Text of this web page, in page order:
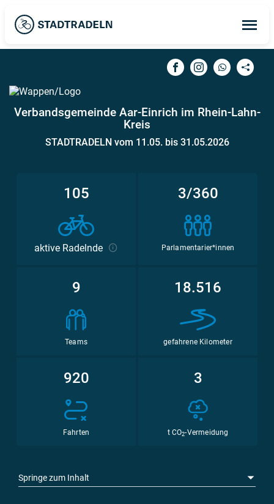
Verbandsgemeinde Aar-Einrich im Rhein-Lahn-
Kreis
STADTRADELN vom 11.05. bis 31.05.2026
105
aktive Radelnde
3/360
Parlamentarier*innen
9
Teams
18.516
gefahrene Kilometer
920
Fahrten
3
t CO2-Vermeidung
Springe zum Inhalt